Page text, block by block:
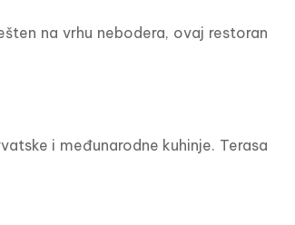
na vrhu nebodera, ovaj restoran
i međunarodne kuhinje. Terasa